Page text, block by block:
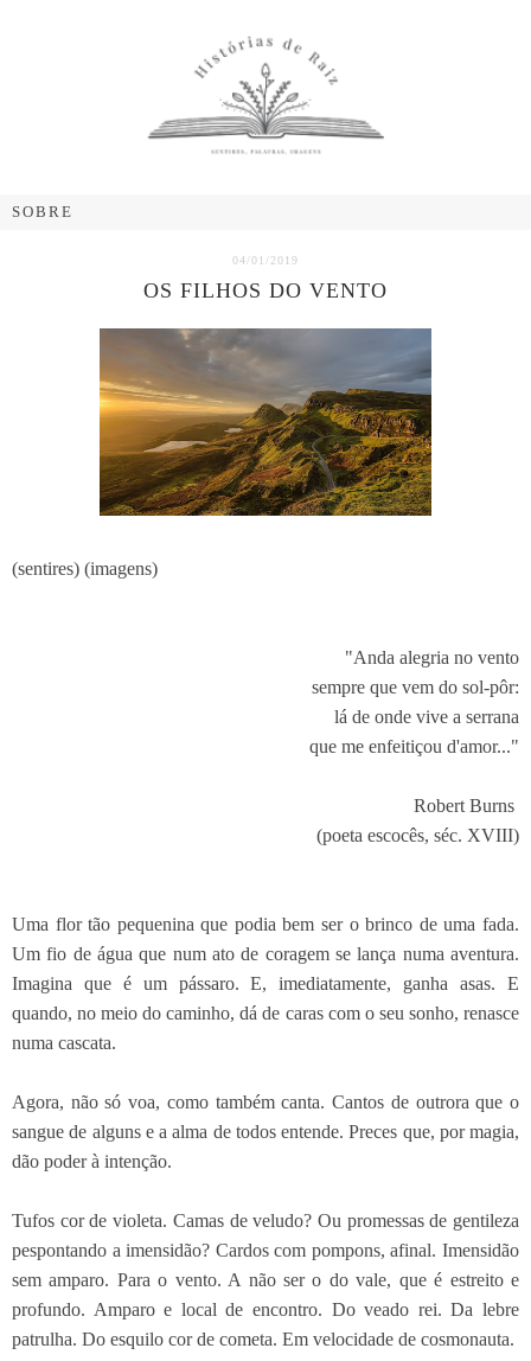
04/01/2019
OS FILHOS DO VENTO
(sentires) (imagens)
"Anda alegria no vento
sempre que vem do sol-pôr:
lá de onde vive a serrana
que me enfeitiçou d'amor..."
Robert Burns
(poeta escocês, séc. XVIII)
Uma flor tão pequenina que podia bem ser o brinco de uma fada.
Um fio de água que num ato de coragem se lança numa aventura.
Imagina que é um pássaro. E, imediatamente, ganha asas. E
quando, no meio do caminho, dá de caras com o seu sonho, renasce
numa cascata.
Agora, não só voa, como também canta. Cantos de outrora que o
sangue de alguns e a alma de todos entende. Preces que, por magia,
dão poder à intenção.
Tufos cor de violeta. Camas de veludo? Ou promessas de gentileza
pespontando a imensidão? Cardos com pompons, afinal. Imensidão
sem amparo. Para o vento. A não ser o do vale, que é estreito e
profundo. Amparo e local de encontro. Do veado rei. Da lebre
patrulha. Do esquilo cor de cometa. Em velocidade de cosmonauta.